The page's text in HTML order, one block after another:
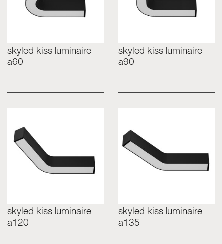
skyled kiss luminaire
a60
skyled kiss luminaire
a90
skyled kiss luminaire
a120
skyled kiss luminaire
a135